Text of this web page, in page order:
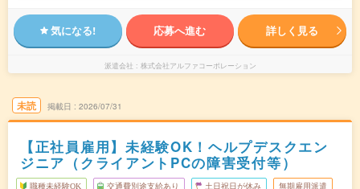
気になる! 応募へ進む 詳しく見る
派遣会社 株式会社アルファコーポレーション
未読 掲載日 2026/07/31
【正社員雇用】未経験OK！ヘルプデスクエン
ジニア（クライアントPCの障害受付等）
職種未経験OK 交通費別途支給あり 土日祝日が休み 無期雇用派遣